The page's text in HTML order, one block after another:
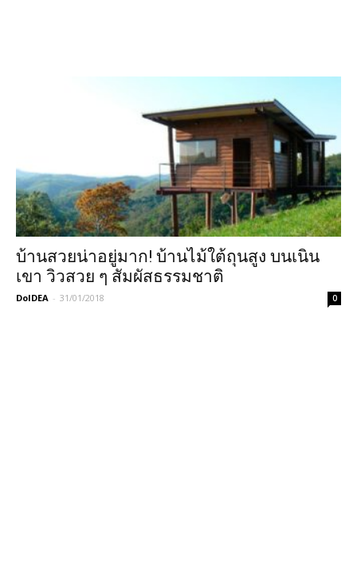
บ้านสวยน่าอยู่มาก! บ้านไม้ใต้ถุนสูง บนเนิน
เขา วิวสวย ๆ สัมผัสธรรมชาติ
DoIDEA - 31/01/2018 0